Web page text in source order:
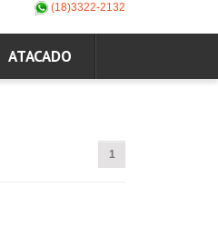
(18)3322-2132
ATACADO
1